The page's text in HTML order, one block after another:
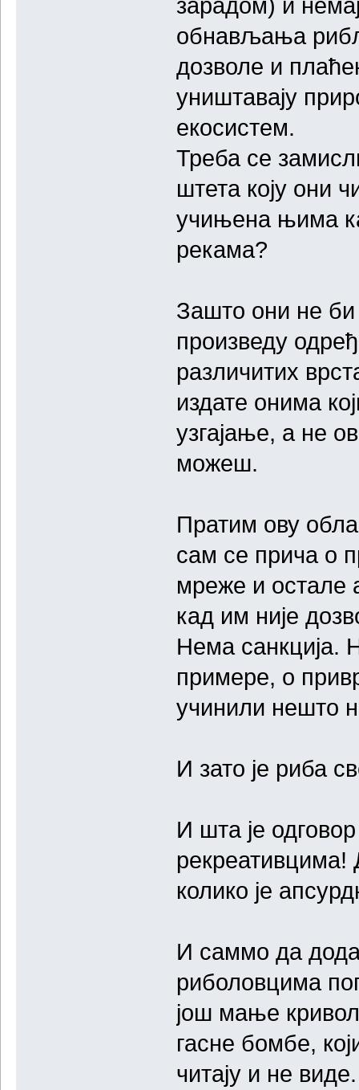
зарадом) и
обнављања
дозволе и
уништавају
екосистем.
Треба се
штета коју они
учињена њима
рекама?
Зашто они не
произведу
различитих
издате онима
узгајање, а не
можеш.
Пратим ову
сам се прича о
мреже и остале
кад им није
Нема санкција.
примере, о
учинили нешто
И зато је риба
И шта је
колико је
И саммо да
риболовцима
још мање
гасне бомбе,
читају и не